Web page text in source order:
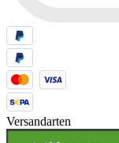
Versandarten